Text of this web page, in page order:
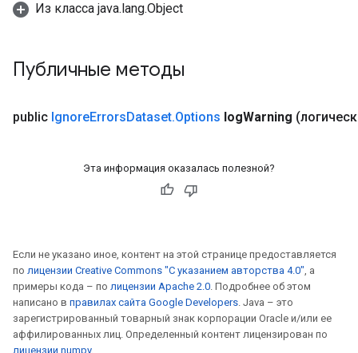
Из класса java.lang.Object
Публичные методы
public IgnoreErrorsDataset.Options logWarning
Эта информация оказалась полезной?
Если не указано иное, контент на этой странице предоставляется
по лицензии Creative Commons "С указанием авторства 4.0", а
примеры кода – по лицензии Apache 2.0. Подробнее об этом
написано в правилах сайта Google Developers. Java – это
зарегистрированный товарный знак корпорации Oracle и/или ее
аффилированных лиц. Определенный контент лицензирован по
лицензии numpy.